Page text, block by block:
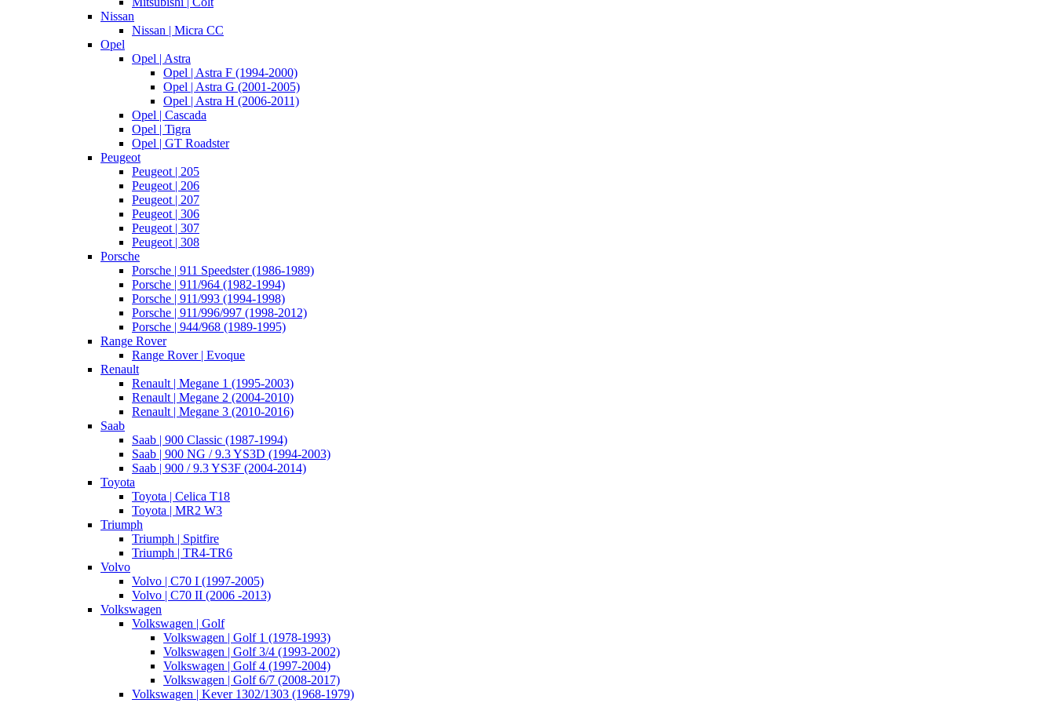
Nissan
Nissan | Micra CC
Opel
Opel | Astra
Opel | Astra F (1994-2000)
Opel | Astra G (2001-2005)
Opel | Astra H (2006-2011)
Opel | Cascada
Opel | Tigra
Opel | GT Roadster
Peugeot
Peugeot | 205
Peugeot | 206
Peugeot | 207
Peugeot | 306
Peugeot | 307
Peugeot | 308
Porsche
Porsche | 911 Speedster (1986-1989)
Porsche | 911/964 (1982-1994)
Porsche | 911/993 (1994-1998)
Porsche | 911/996/997 (1998-2012)
Porsche | 944/968 (1989-1995)
Range Rover
Range Rover | Evoque
Renault
Renault | Megane 1 (1995-2003)
Renault | Megane 2 (2004-2010)
Renault | Megane 3 (2010-2016)
Saab
Saab | 900 Classic (1987-1994)
Saab | 900 NG / 9.3 YS3D (1994-2003)
Saab | 900 / 9.3 YS3F (2004-2014)
Toyota
Toyota | Celica T18
Toyota | MR2 W3
Triumph
Triumph | Spitfire
Triumph | TR4-TR6
Volvo
Volvo | C70 I (1997-2005)
Volvo | C70 II (2006 -2013)
Volkswagen
Volkswagen | Golf
Volkswagen | Golf 1 (1978-1993)
Volkswagen | Golf 3/4 (1993-2002)
Volkswagen | Golf 4 (1997-2004)
Volkswagen | Golf 6/7 (2008-2017)
Volkswagen | Kever 1302/1303 (1968-1979)